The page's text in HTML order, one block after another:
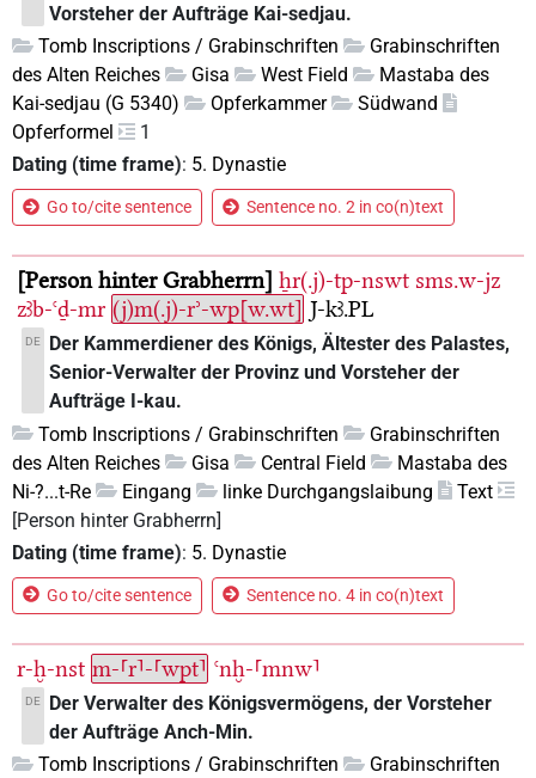
Vorsteher der Aufträge Kai-sedjau.
Tomb Inscriptions / Grabinschriften
Grabinschriften
des Alten Reiches
Gisa West Field
Mastaba des
Kai-sedjau (G 5340)
Opferkammer
Südwand
Opferformel
1
Dating (time frame): 5. Dynastie
Go to/cite sentence Sentence no. 2 in co(n)text
Person hinter Grabherrn ẖr(.j)-tp-nswt sms.w-jz
zꜣb-ꜥḏ-mr (j)m(.j)-rʾ-wp[w.wt] J-kꜣ.PL
DE
Der Kammerdiener des Königs, Ältester des Palastes,
Senior-Verwalter der Provinz und Vorsteher der
Aufträge I-kau.
Tomb Inscriptions / Grabinschriften
Grabinschriften
des Alten Reiches
Gisa Central Field
Mastaba des
Ni-?...t-Re
Eingang linke Durchgangslaibung
Text
[Person hinter Grabherrn]
Dating (time frame): 5. Dynastie
Go to/cite sentence Sentence no. 4 in co(n)text
r-ḫ-nst m-⸢r⸣-⸢wpt⸣ ꜥnḫ-⸢mnw⸣
DE
Der Verwalter des Königsvermögens, der Vorsteher
der Aufträge Anch-Min.
Tomb Inscriptions / Grabinschriften
Grabinschriften